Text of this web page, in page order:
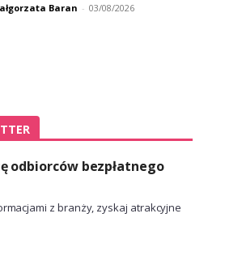
Baran - 03/08/2026
odbiorców bezpłatnego
z branży, zyskaj atrakcyjne